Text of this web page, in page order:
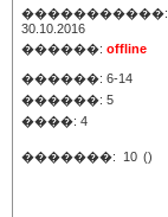
�����������:
30.10.2016
������: offline
������: 6-14
������: 5
����: 4
�������: 10 ()